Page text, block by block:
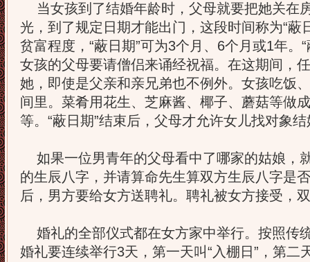
当女孩到了结婚年龄时，父母就要把她关在
光，到了规定日期才能出门，这段时间称为“蔽
贫富程度，“蔽日期”可为3个月、6个月或1年。
女孩的父母要请僧侣来诵经祝福。在这期间，
她，即使是父亲和亲兄弟也不例外。女孩吃饭
间里。菜肴用花生、芝麻酱、椰子、蘑菇等做
等。“蔽日期”结束后，父母才允许女儿找对象
如果一位男青年的父母看中了哪家的姑娘，
的生辰八字，并请算命先生算双方生辰八字是
后，男方要给女方送聘礼。聘礼被女方接受，
婚礼的全部仪式都在女方家中举行。按照传
婚礼要连续举行3天，第一天叫“入棚日”，第二